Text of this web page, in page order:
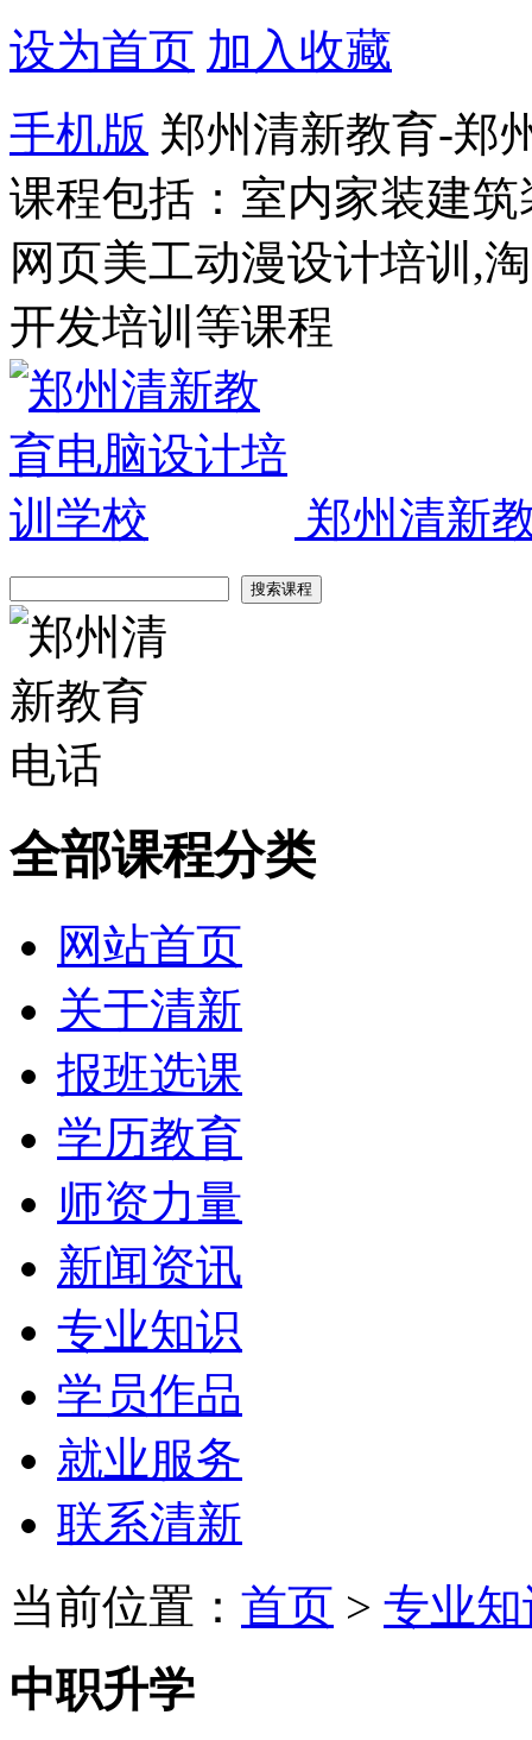
设为首页 加入收藏
手机版 郑州清新教育-郑
课程包括：室内家装建
网页美工动漫设计培训,
开发培训等课程
郑州清新
全部课程分类
网站首页
关于清新
报班选课
学历教育
师资力量
新闻资讯
专业知识
学员作品
就业服务
联系清新
当前位置： 首页 > 专业
中职升学